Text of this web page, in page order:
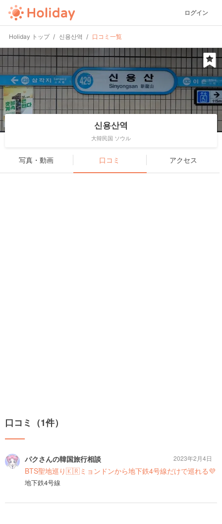
ログイン
Holiday トップ 신용산역 口コミ一覧
신용산역
大韓民国 ソウル
写真・動画 口コミ アクセス
口コミ（1件）
パクさんの韓国旅行相談
BTS聖地巡り🇰🇷ミョンドンから地下鉄4号線だけで巡れる💜
地下鉄4号線
2023年2月4日